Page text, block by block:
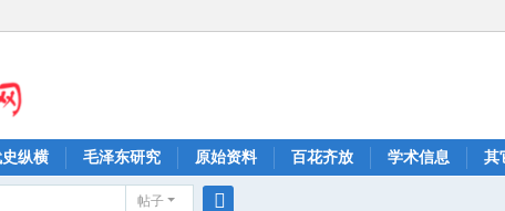
纵横 毛泽东研究 原始资料 百花齐放 学术信息 其
帖子